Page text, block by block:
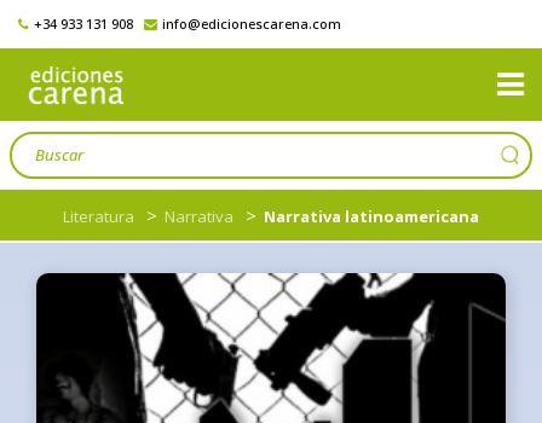
+34 933 131 908 info@edicionescarena.com
Literatura > Narrativa > Narrativa latinoamericana